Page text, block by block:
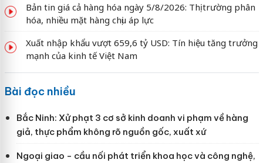
Bản tin giá cả hàng hóa ngày 5/8/2026: Thị trường phân
hóa, nhiều mặt hàng chịu áp lực
Xuất nhập khẩu vượt 659,6 tỷ USD: Tín hiệu tăng trưởng
mạnh của kinh tế Việt Nam
Bài đọc nhiều
Bắc Ninh: Xử phạt 3 cơ sở kinh doanh vi phạm về hàng
giả, thực phẩm không rõ nguồn gốc, xuất xứ
Ngoại giao - cầu nối phát triển khoa học và công nghệ,